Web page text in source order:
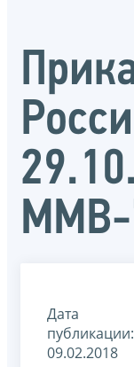
ММВ-
Дата
публикации:
09.02.2018